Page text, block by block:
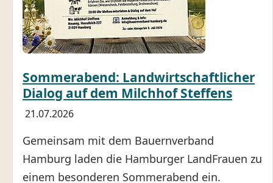
Sommerabend: Landwirtschaftlicher
Dialog auf dem Milchhof Steffens
21.07.2026
Gemeinsam mit dem Bauernverband
Hamburg laden die Hamburger LandFrauen zu
einem besonderen Sommerabend ein.